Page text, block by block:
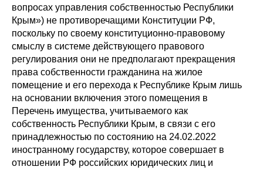
вопросах управления собственностью Республики
Крым») не противоречащими Конституции РФ,
поскольку по своему конституционно-правовому
смыслу в системе действующего правового
регулирования они не предполагают прекращения
права собственности гражданина на жилое
помещение и его перехода к Республике Крым лишь
на основании включения этого помещения в
Перечень имущества, учитываемого как
собственность Республики Крым, в связи с его
принадлежностью по состоянию на 24.02.2022
иностранному государству, которое совершает в
отношении РФ российских юридических лиц и